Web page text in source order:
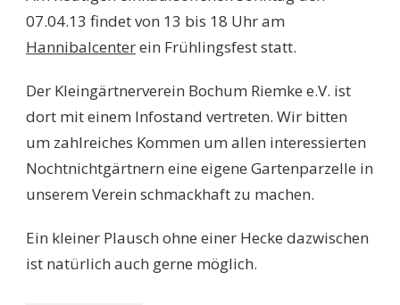
07.04.13 findet von 13 bis 18 Uhr am
Hannibalcenterein Frühlingsfest statt.
Der Kleingärtnerverein Bochum Riemke e.V. ist
dort mit einem Infostand vertreten. Wir bitten
um zahlreiches Kommen um allen interessierten
Nochtnichtgärtnern eine eigene Gartenparzelle in
unserem Verein schmackhaft zu machen.
Ein kleiner Plausch ohne einer Hecke dazwischen
ist natürlich auch gerne möglich.